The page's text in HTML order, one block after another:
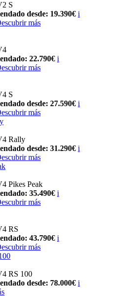
S
desde: 19.390€ i
más
22.790€ i
más
S
desde: 27.590€ i
más
Rally
desde: 31.290€ i
más
Pikes Peak
35.490€ i
más
RS
43.790€ i
más
RS 100
desde: 78.000€ i